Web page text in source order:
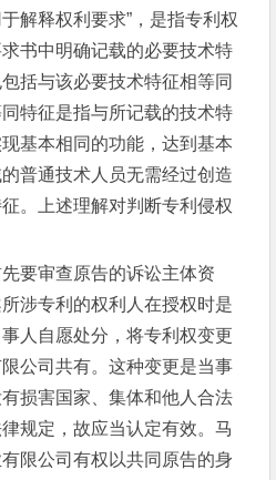
解释权利要求”，是指专利权
书中明确记载的必要技术特
括与该必要技术特征相等同
特征是指与所记载的技术特
基本相同的功能，达到基本
普通技术人员无需经过创造
。上述理解对判断专利侵权
审查原告的诉讼主体资
涉专利的权利人在授权时是
人自愿处分，将专利权变更
公司共有。这种变更是当事
损害国家、集体和他人合法
规定，故应当认定有效。马
限公司有权以共同原告的身